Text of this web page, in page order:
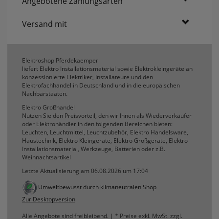
erneutem Aufruf die entsprechende Auswahl
Google Maps
Konfiguration speichern
Alle Cookies akzeptieren
Versand mit
Elektroshop Pferdekaemper
liefert Elektro Installationsmaterial sowie Elektrokleingeräte an
konzessionierte Elektriker, Installateure und den
Elektrofachhandel in Deutschland und in die europäischen
Nachbarstaaten.
Elektro Großhandel
Nutzen Sie den Preisvorteil, den wir Ihnen als Wiederverkäufer
oder Elektrohändler in den folgenden Bereichen bieten:
Leuchten, Leuchtmittel, Leuchtzubehör, Elektro Handelsware,
Haustechnik, Elektro Kleingeräte, Elektro Großgeräte, Elektro
Installationsmaterial, Werkzeuge, Batterien oder z.B.
Weihnachtsartikel
Letzte Aktualisierung am 06.08.2026 um 17:04
Umweltbewusst durch klimaneutralen Shop
Zur Desktopversion
Alle Angebote sind freibleibend. | * Preise exkl. MwSt. zzgl.